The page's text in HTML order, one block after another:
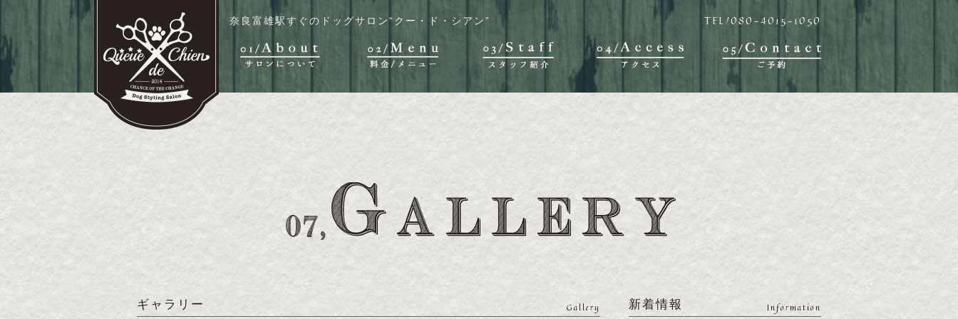
奈良富雄駅すぐのドッグサロン“クー・ド・シアン” TEL/080-4015-1050
ギャラリー Gallery 新着情報 Information